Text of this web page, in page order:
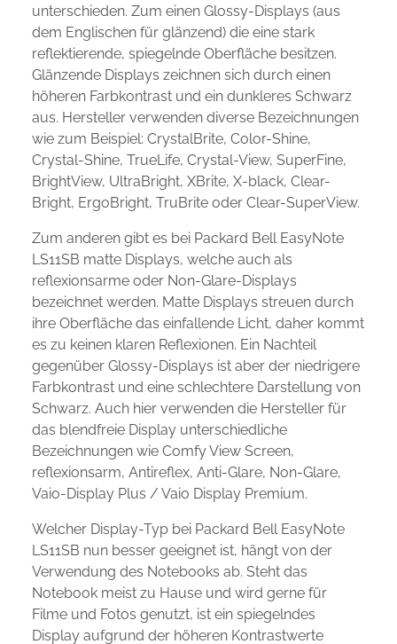
unterschieden. Zum einen Glossy-Displays (aus
dem Englischen für glänzend) die eine stark
reflektierende, spiegelnde Oberfläche besitzen.
Glänzende Displays zeichnen sich durch einen
höheren Farbkontrast und ein dunkleres Schwarz
aus. Hersteller verwenden diverse Bezeichnungen
wie zum Beispiel: CrystalBrite, Color-Shine,
Crystal-Shine, TrueLife, Crystal-View, SuperFine,
BrightView, UltraBright, XBrite, X-black, Clear-
Bright, ErgoBright, TruBrite oder Clear-SuperView.
Zum anderen gibt es bei Packard Bell EasyNote
LS11SB matte Displays, welche auch als
reflexionsarme oder Non-Glare-Displays
bezeichnet werden. Matte Displays streuen durch
ihre Oberfläche das einfallende Licht, daher kommt
es zu keinen klaren Reflexionen. Ein Nachteil
gegenüber Glossy-Displays ist aber der niedrigere
Farbkontrast und eine schlechtere Darstellung von
Schwarz. Auch hier verwenden die Hersteller für
das blendfreie Display unterschiedliche
Bezeichnungen wie Comfy View Screen,
reflexionsarm, Antireflex, Anti-Glare, Non-Glare,
Vaio-Display Plus / Vaio Display Premium.
Welcher Display-Typ bei Packard Bell EasyNote
LS11SB nun besser geeignet ist, hängt von der
Verwendung des Notebooks ab. Steht das
Notebook meist zu Hause und wird gerne für
Filme und Fotos genutzt, ist ein spiegelndes
Display aufgrund der höheren Kontrastwerte